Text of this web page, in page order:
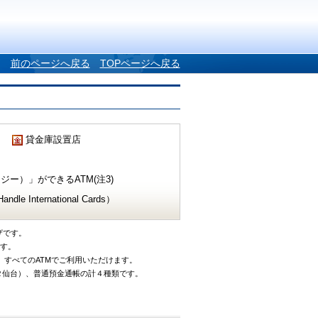
前のページへ戻る TOPページへ戻る
貸金庫設置店
ー）」ができるATM(注3)
International Cards）
す。
。
べてのATMでご利用いただけます。
台）、普通預金通帳の計４種類です。